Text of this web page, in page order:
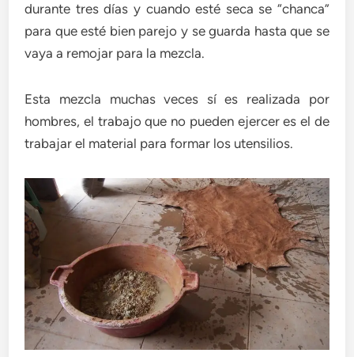
durante tres días y cuando esté seca se “chanca”
para que esté bien parejo y se guarda hasta que se
vaya a remojar para la mezcla.
Esta mezcla muchas veces sí es realizada por
hombres, el trabajo que no pueden ejercer es el de
trabajar el material para formar los utensilios.